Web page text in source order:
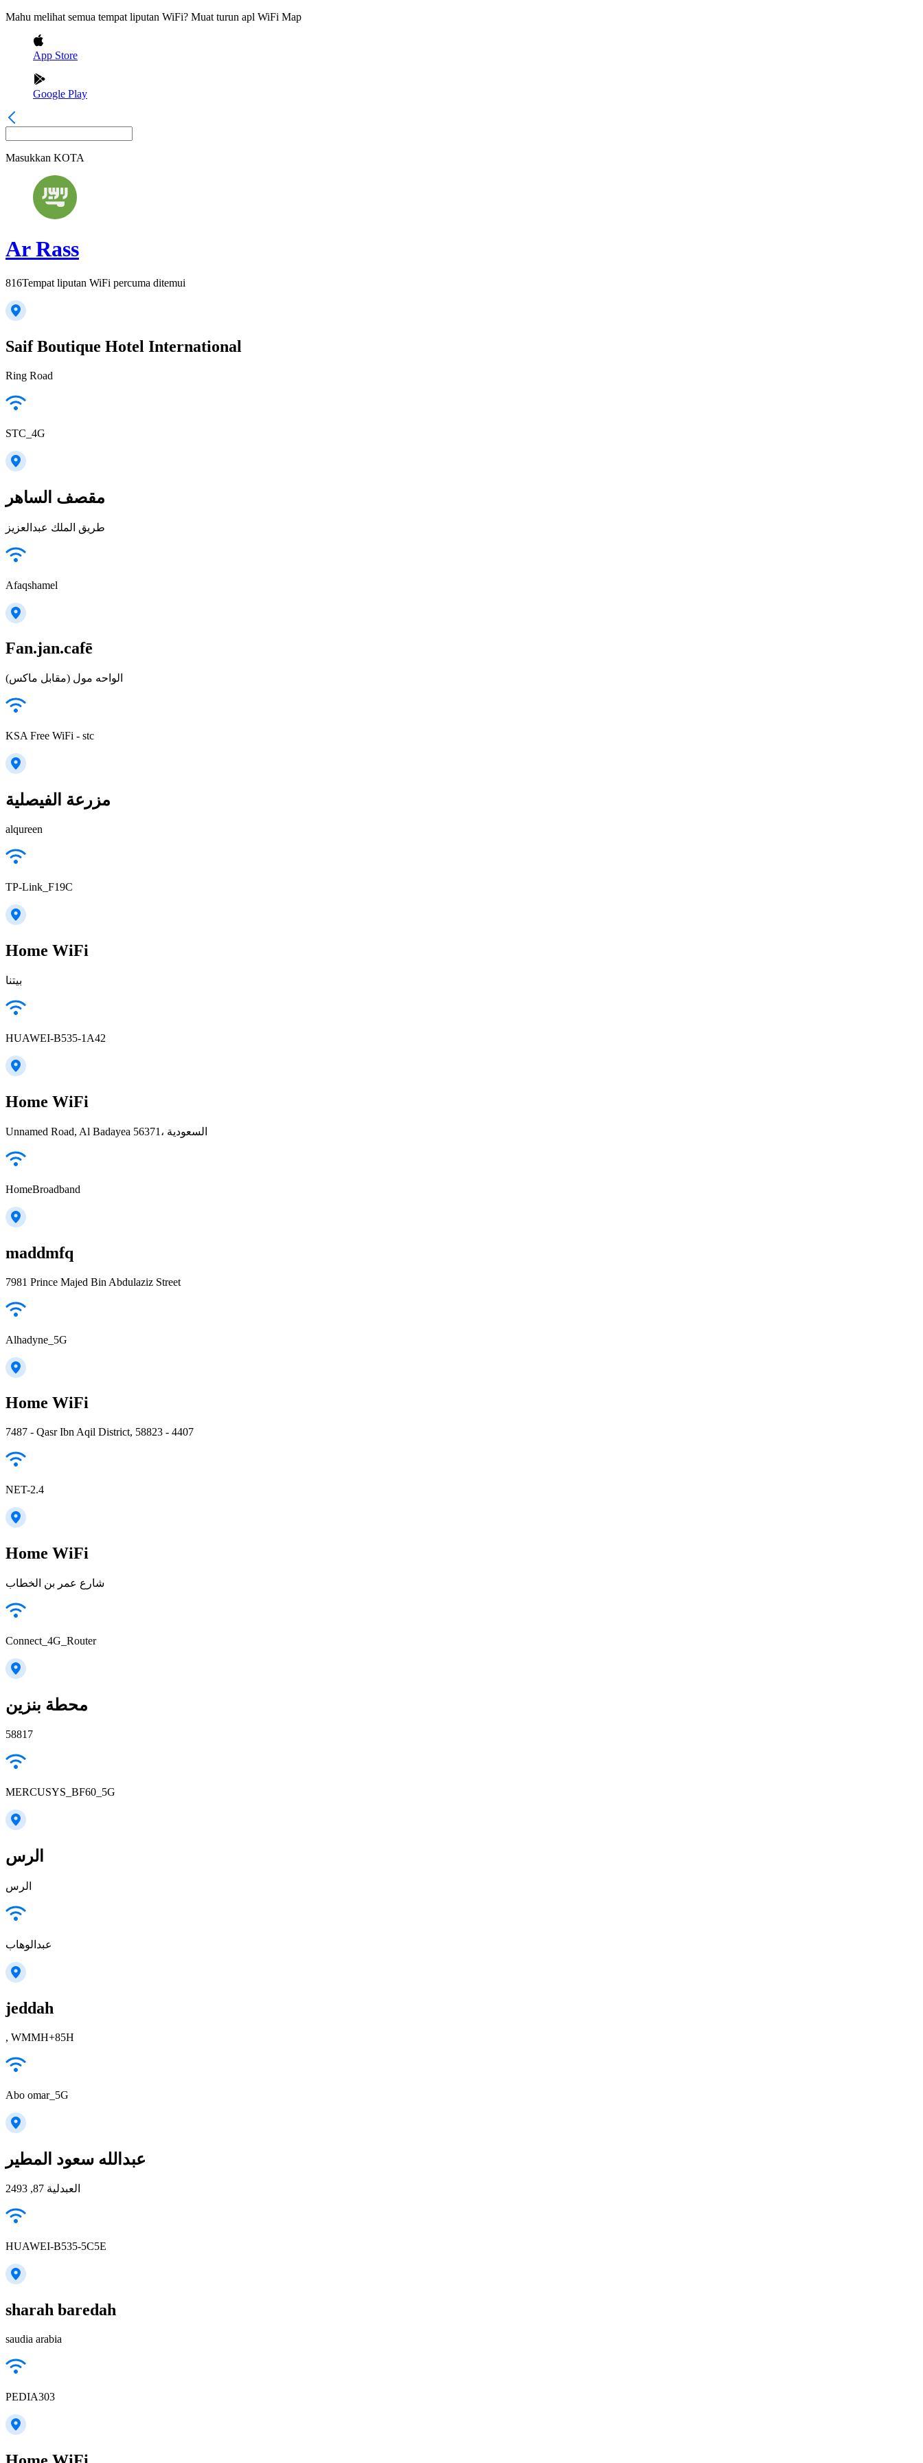
Mahu melihat semua tempat liputan WiFi? Muat turun apl WiFi Map
App Store
Google Play
Masukkan KOTA
Ar Rass
816Tempat liputan WiFi percuma ditemui
Saif Boutique Hotel International
Ring Road
STC_4G
مقصف الساهر
طريق الملك عبدالعزيز
Afaqshamel
Fan.jan.cafē
الواحه مول (مقابل ماكس)
KSA Free WiFi - stc
مزرعة الفيصلية
alqureen
TP-Link_F19C
Home WiFi
بيتنا
HUAWEI-B535-1A42
Home WiFi
Unnamed Road, Al Badayea 56371، السعودية
HomeBroadband
maddmfq
7981 Prince Majed Bin Abdulaziz Street
Alhadyne_5G
Home WiFi
7487 - Qasr Ibn Aqil District, 58823 - 4407
NET-2.4
Home WiFi
شارع عمر بن الخطاب
Connect_4G_Router
محطة بنزين
58817
MERCUSYS_BF60_5G
الرس
الرس
عبدالوهاب
jeddah
, WMMH+85H
Abo omar_5G
عبدالله سعود المطير
العبدلية 87, 2493
HUAWEI-B535-5C5E
sharah baredah
saudia arabia
PEDIA303